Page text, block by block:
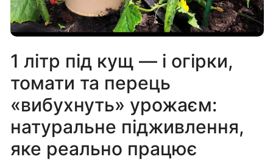
1 літр під кущ — і огірки,
томати та перець
«вибухнуть» урожаєм:
натуральне підживлення,
яке реально працює